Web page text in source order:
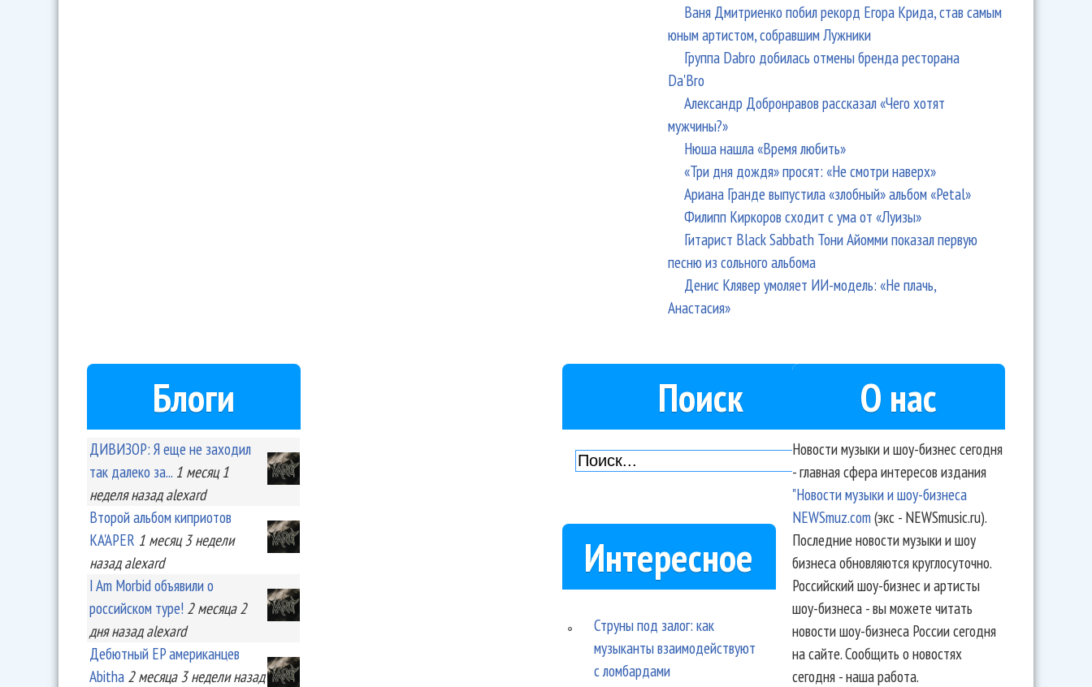
Ваня Дмитриенко побил рекорд Егора Крида, став самым
юным артистом, собравшим Лужники
Группа Dabro добилась отмены бренда ресторана
Da'Bro
Александр Добронравов рассказал «Чего хотят
мужчины?»
Нюша нашла «Время любить»
«Три дня дождя» просят: «Не смотри наверх»
Ариана Гранде выпустила «злобный» альбом «Petal»
Филипп Киркоров сходит с ума от «Луизы»
Гитарист Black Sabbath Тони Айомми показал первую
песню из сольного альбома
Денис Клявер умоляет ИИ-модель: «Не плачь,
Анастасия»
Блоги
ДИВИЗОР: Я еще не заходил
так далеко за... 1 месяц 1
неделяназад alexard
Второй альбом киприотов
KA'APER 1 месяц 3 недели
назад alexard
I Am Morbid объявили о
российском туре! 2 месяца 2
дняназад alexard
Дебютный EP американцев
Abitha 2 месяца 3 неделиназад
Поиск
Интересное
Струны под залог: как
музыканты взаимодействуют
с ломбардами
О нас
Новости музыки и шоу-бизнес сегодня
- главная сфера интересов издания
"Новости музыки и шоу-бизнеса
NEWSmuz.com(экс - NEWSmusic.ru).
Последние новости музыки и шоу
бизнеса обновляются круглосуточно.
Российский шоу-бизнес и артисты
шоу-бизнеса - вы можете читать
новости шоу-бизнеса России сегодня
на сайте. Сообщить о новостях
сегодня - наша работа.